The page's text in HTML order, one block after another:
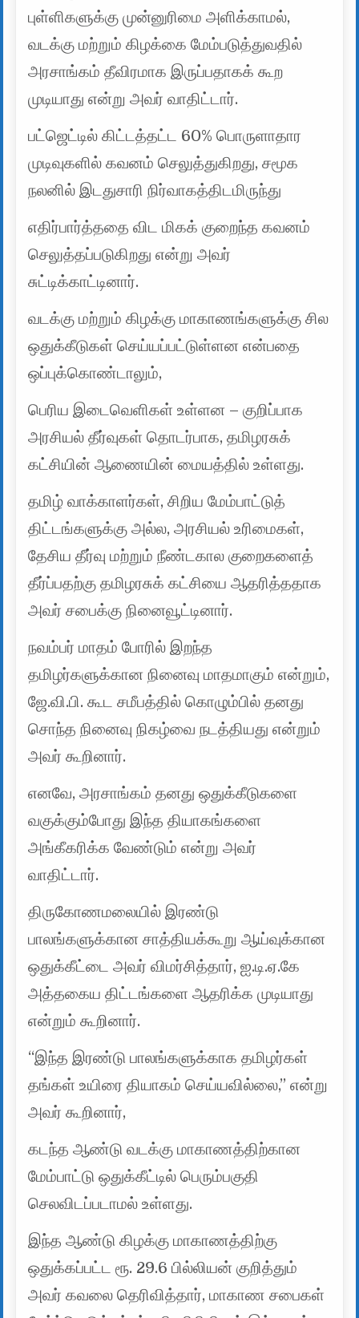
புள்ளிகளுக்கு முன்னுரிமை அளிக்காமல்,
வடக்கு மற்றும் கிழக்கை மேம்படுத்துவதில்
அரசாங்கம் தீவிரமாக இருப்பதாகக் கூற
முடியாது என்று அவர் வாதிட்டார்.
பட்ஜெட்டில் கிட்டத்தட்ட 60% பொருளாதார
முடிவுகளில் கவனம் செலுத்துகிறது, சமூக
நலனில் இடதுசாரி நிர்வாகத்திடமிருந்து
எதிர்பார்த்ததை விட மிகக் குறைந்த கவனம்
செலுத்தப்படுகிறது என்று அவர்
சுட்டிக்காட்டினார்.
வடக்கு மற்றும் கிழக்கு மாகாணங்களுக்கு சில
ஒதுக்கீடுகள் செய்யப்பட்டுள்ளன என்பதை
ஒப்புக்கொண்டாலும்,
பெரிய இடைவெளிகள் உள்ளன – குறிப்பாக
அரசியல் தீர்வுகள் தொடர்பாக, தமிழரசுக்
கட்சியின் ஆணையின் மையத்தில் உள்ளது.
தமிழ் வாக்காளர்கள், சிறிய மேம்பாட்டுத்
திட்டங்களுக்கு அல்ல, அரசியல் உரிமைகள்,
தேசிய தீர்வு மற்றும் நீண்டகால குறைகளைத்
தீர்ப்பதற்கு தமிழரசுக் கட்சியை ஆதரித்ததாக
அவர் சபைக்கு நினைவூட்டினார்.
நவம்பர் மாதம் போரில் இறந்த
தமிழர்களுக்கான நினைவு மாதமாகும் என்றும்,
ஜே.வி.பி. கூட சமீபத்தில் கொழும்பில் தனது
சொந்த நினைவு நிகழ்வை நடத்தியது என்றும்
அவர் கூறினார்.
எனவே, அரசாங்கம் தனது ஒதுக்கீடுகளை
வகுக்கும்போது இந்த தியாகங்களை
அங்கீகரிக்க வேண்டும் என்று அவர்
வாதிட்டார்.
திருகோணமலையில் இரண்டு
பாலங்களுக்கான சாத்தியக்கூறு ஆய்வுக்கான
ஒதுக்கீட்டை அவர் விமர்சித்தார், ஐ.டி.ஏ.கே
அத்தகைய திட்டங்களை ஆதரிக்க முடியாது
என்றும் கூறினார்.
“இந்த இரண்டு பாலங்களுக்காக தமிழர்கள்
தங்கள் உயிரை தியாகம் செய்யவில்லை,” என்று
அவர் கூறினார்,
கடந்த ஆண்டு வடக்கு மாகாணத்திற்கான
மேம்பாட்டு ஒதுக்கீட்டில் பெரும்பகுதி
செலவிடப்படாமல் உள்ளது.
இந்த ஆண்டு கிழக்கு மாகாணத்திற்கு
ஒதுக்கப்பட்ட ரூ. 29.6 பில்லியன் குறித்தும்
அவர் கவலை தெரிவித்தார், மாகாண சபைகள்